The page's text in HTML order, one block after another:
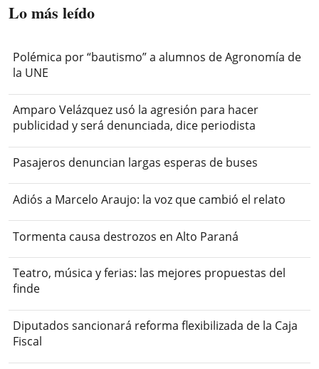
Lo más leído
Polémica por “bautismo” a alumnos de Agronomía de
la UNE
Amparo Velázquez usó la agresión para hacer
publicidad y será denunciada, dice periodista
Pasajeros denuncian largas esperas de buses
Adiós a Marcelo Araujo: la voz que cambió el relato
Tormenta causa destrozos en Alto Paraná
Teatro, música y ferias: las mejores propuestas del
finde
Diputados sancionará reforma flexibilizada de la Caja
Fiscal